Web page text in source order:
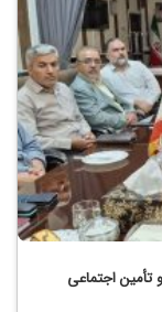
تأمین اجتماعی